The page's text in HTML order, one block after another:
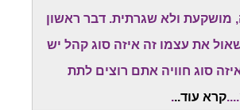
מושקעת ולא שגרתית. דבר ראשון
את עצמו זה איזה סוג קהל יש
סוג חוויה אתם רוצים לתת
קרא עוד...